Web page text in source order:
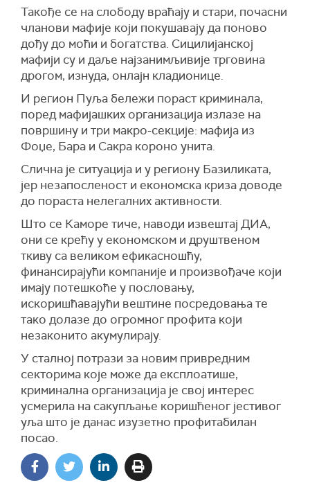
Такође се на слободу враћају и стари, почасни
чланови мафије који покушавају да поново
дођу до моћи и богатства. Сицилијанској
мафији су и даље најзанимљивије трговина
дрогом, изнуда, онлајн кладионице.
И регион Пуља бележи пораст криминала,
поред мафијашких организација излазе на
површину и три макро-секције: мафија из
Фоџе, Бара и Сакра короно унита.
Слична је ситуација и у региону Базиликата,
јер незапосленост и економска криза доводе
до пораста нелегалних активности.
Што се Каморе тиче, наводи извештај ДИА,
они се крећу у економском и друштвеном
ткиву са великом ефикасношћу,
финансирајући компаније и произвођаче који
имају потешкоће у пословању,
искоришћавајући вештине посредовања те
тако долазе до огромног профита који
незаконито акумулирају.
У сталној потрази за новим привредним
секторима које може да експлоатише,
криминална организација је свој интерес
усмерила на сакупљање коришћеног јестивог
уља што је данас изузетно профитабилан
посао.